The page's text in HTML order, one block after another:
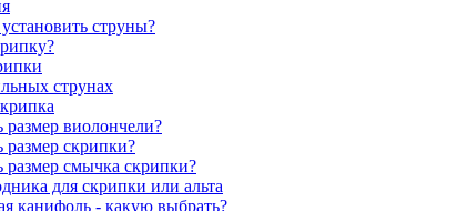
струны?
струнах
размер виолончели?
размер скрипки?
размер смычка скрипки?
для скрипки или альта
канифоль - какую выбрать?